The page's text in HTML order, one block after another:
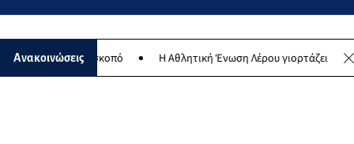
Ανακοινώσειςσκοπό Η Αθλητική Ένωση Λέρου γιορτάζει 30